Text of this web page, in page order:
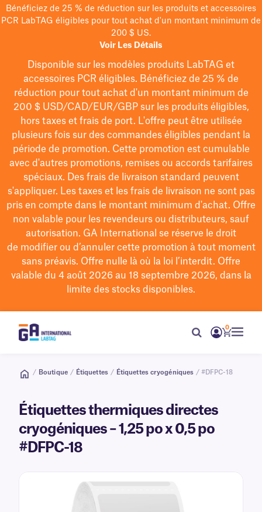
Bénéficiez de 25 % de réduction sur les produits et accessoires
PCR LabTAG éligibles pour tout achat d'un montant minimum de
200 $ US.
Voir Les Détails
Disponible sur les modèles produits LabTAG et
accessoires PCR éligibles. Bénéficiez de 25 % de
réduction pour tout achat d'un montant minimum de
200 $USD/CAD/EUR/GBPsur les produits éligibles,
hors taxes et frais de port. L'offre peut être utilisée
plusieurs fois sur des commandes éligibles pendant la
période de promotion. Cette promotion est cumulable
avec d'autres promotions, remises ou accords tarifaires
spéciaux. Des frais de livraison standard peuvent
s'appliquer. Les taxes et les frais de livraison ne sont pas
pris en compte dans le montant minimum d'achat. Offre
non valable pour les revendeurs ou distributeurs, sauf
autorisation. GA International se réserve le droit
de modifierou d’annuler cette promotion à tout moment
sans préavis. Offre nulle là où la loi l’interdit. Offre
valable du 4 août 2026 au 18 septembre 2026, dans la
limite des stocks disponibles.
0
/ Boutique / Étiquettes / Étiquettes cryogéniques / #DFPC-18
Étiquettes thermiques directes
cryogéniques – 1,25 po x 0,5 po
#DFPC-18